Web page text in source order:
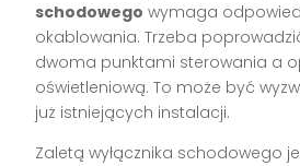
schodowego wymaga
okablowania. Trzeba
dwoma punktami sterowania a
oświetleniową. To może być
już istniejących instalacji.
Zaletą wyłącznika schodowego